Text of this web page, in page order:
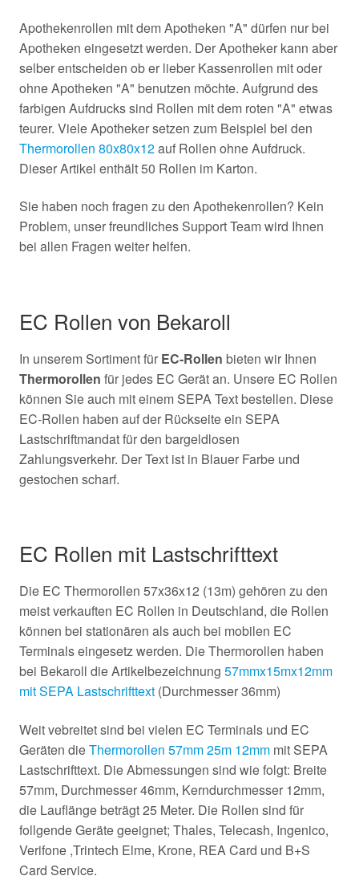
Apothekenrollen mit dem Apotheken "A" dürfen nur bei
Apotheken eingesetzt werden. Der Apotheker kann aber
selber entscheiden ob er lieber Kassenrollen mit oder
ohne Apotheken "A" benutzen möchte. Aufgrund des
farbigen Aufdrucks sind Rollen mit dem roten "A" etwas
teurer. Viele Apotheker setzen zum Beispiel bei den
Thermorollen 80x80x12auf Rollen ohne Aufdruck.
Dieser Artikel enthält 50 Rollen im Karton.
Sie haben noch fragen zu den Apothekenrollen? Kein
Problem, unser freundliches Support Team wird Ihnen
bei allen Fragen weiter helfen.
EC Rollen von Bekaroll
In unserem Sortiment für EC-Rollen bieten wir Ihnen
Thermorollen für jedes EC Gerät an. Unsere EC Rollen
können Sie auch mit einem SEPA Text bestellen. Diese
EC-Rollen haben auf der Rückseite ein SEPA
Lastschriftmandat für den bargeldlosen
Zahlungsverkehr. Der Text ist in Blauer Farbe und
gestochen scharf.
EC Rollen mit Lastschrifttext
Die EC Thermorollen 57x36x12 (13m) gehören zu den
meist verkauften EC Rollen in Deutschland, die Rollen
können bei stationären als auch bei mobilen EC
Terminals eingesetz werden. Die Thermorollen haben
bei Bekaroll die Artikelbezeichnung 57mmx15mx12mm
mit SEPA Lastschrifttext (Durchmesser 36mm)
Weit vebreitet sind bei vielen EC Terminals und EC
Geräten dieThermorollen 57mm 25m 12mm mit SEPA
Lastschrifttext. Die Abmessungen sind wie folgt: Breite
57mm, Durchmesser 46mm, Kerndurchmesser 12mm,
die Lauflänge beträgt 25 Meter. Die Rollen sind für
follgende Geräte geeignet; Thales, Telecash, Ingenico,
Verifone ,Trintech Elme, Krone, REA Card und B+S
Card Service.